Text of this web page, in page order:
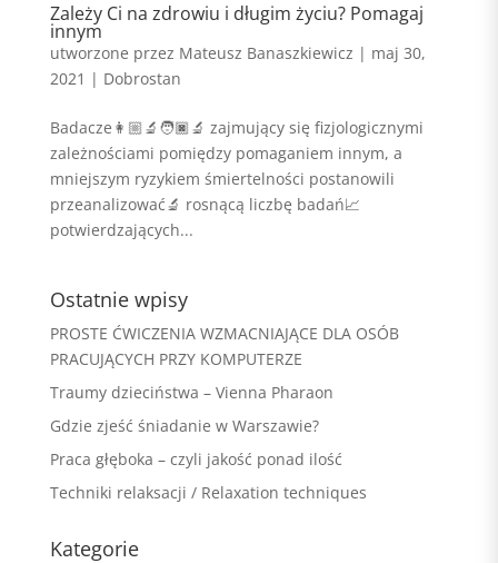
Zależy Ci na zdrowiu i długim życiu? Pomagaj
innym
utworzone przez Mateusz Banaszkiewicz | maj 30,
2021 | Dobrostan
Badacze👩🏼‍🔬🧑🏿‍🔬 zajmujący się fizjologicznymi
zależnościami pomiędzy pomaganiem innym, a
mniejszym ryzykiem śmiertelności postanowili
przeanalizować🔬 rosnącą liczbę badań📈
potwierdzających...
Ostatnie wpisy
PROSTE ĆWICZENIA WZMACNIAJĄCE DLA OSÓB
PRACUJĄCYCH PRZY KOMPUTERZE
Traumy dzieciństwa – Vienna Pharaon
Gdzie zjeść śniadanie w Warszawie?
Praca głęboka – czyli jakość ponad ilość
Techniki relaksacji / Relaxation techniques
Kategorie